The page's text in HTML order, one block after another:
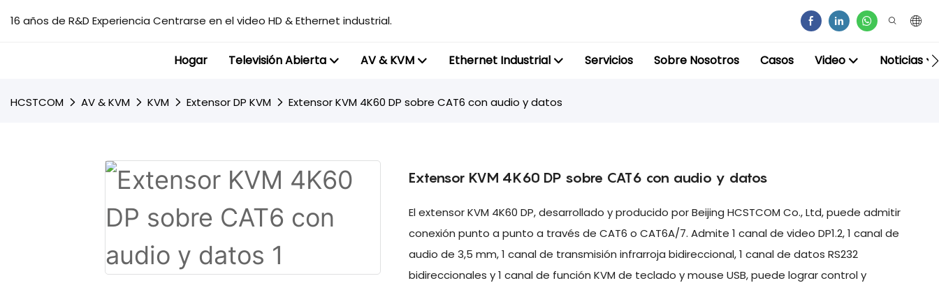
16 años de R&D Experiencia Centrarse en el video HD & Ethernet industrial.
Hogar Televisión Abierta AV & KVM Ethernet Industrial Servicios Sobre Nosotros Casos Video Noticias
HCSTCOM AV & KVM KVM Extensor DP KVM Extensor KVM 4K60 DP sobre CAT6 con audio y datos
Extensor KVM 4K60 DP sobre CAT6 con audio y datos
El extensor KVM 4K60 DP, desarrollado y producido por Beijing HCSTCOM Co., Ltd, puede admitir
conexión punto a punto a través de CAT6 o CAT6A/7. Admite 1 canal de video DP1.2, 1 canal de
audio de 3,5 mm, 1 canal de transmisión infrarroja bidireccional, 1 canal de datos RS232
bidireccionales y 1 canal de función KVM de teclado y mouse USB, puede lograr control y